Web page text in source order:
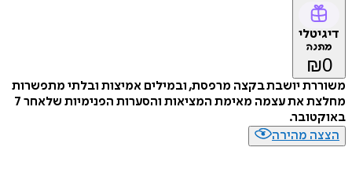
דיגיטלי
מתנה
₪0
משוררת יושבת בקצה מרפסת, ובמילים אמיצות ובלתי מתפשרות
מחלצת את עצמה מאימת המציאות והסערות הפנימיות שלאחר 7
באוקטובר.
הצצה מהירה